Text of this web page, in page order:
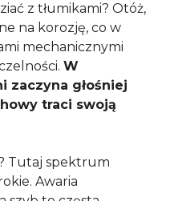
z tłumikami? Otóż,
na korozję, co w
mechanicznymi
W
zaczyna głośniej
traci swoją
Tutaj spektrum
Awaria